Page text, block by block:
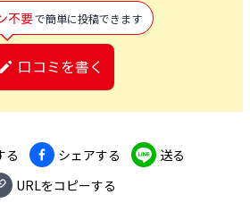
不要で簡単に投稿できます
口コミを書く
る シェアする
送る
URLをコピーする